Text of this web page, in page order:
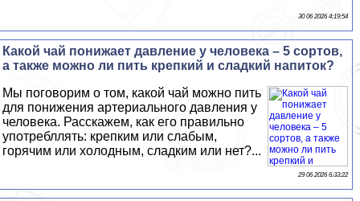
30 06 2026 4:19:54
Какой чай понижает давление у человека – 5 сортов,
а также можно ли пить крепкий и сладкий напиток?
Мы поговорим о том, какой чай можно пить
для понижения артериального давления у
человека. Расскажем, как его правильно
употрeбллять: крепким или слабым,
горячим или холодным, сладким или нет?...
29 06 2026 6:33:22